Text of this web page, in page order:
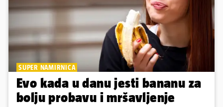
SUPER NAMIRNICA
Evo kada u danu jesti bananu za
bolju probavu i mršavljenje